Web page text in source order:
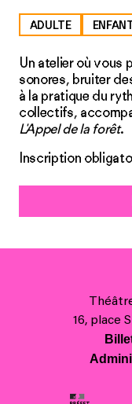
ADULTE
Un atelier où vous
sonores, bruiter
à la pratique du
collectifs,
L'Appel de la forêt.
Inscription
16, place